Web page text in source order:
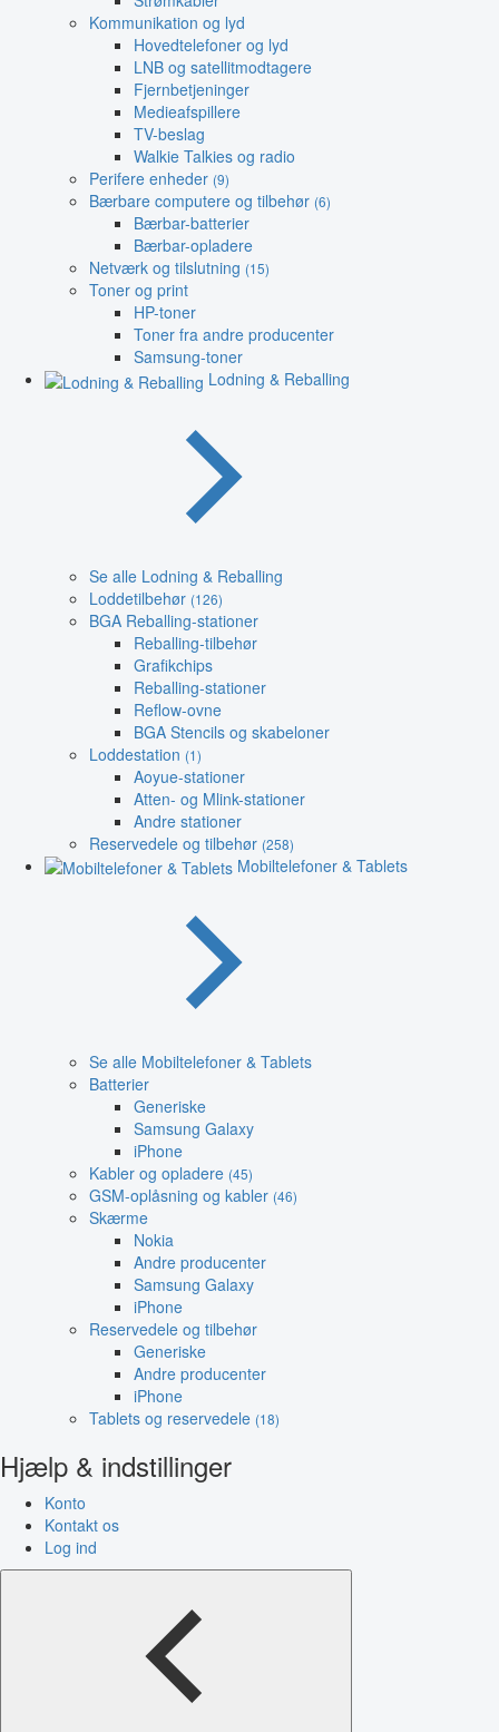
Kommunikation og lyd
Hovedtelefoner og lyd
LNB og satellitmodtagere
Fjernbetjeninger
Medieafspillere
TV-beslag
Walkie Talkies og radio
Perifere enheder (9)
Bærbare computere og tilbehør (6)
Bærbar-batterier
Bærbar-opladere
Netværk og tilslutning (15)
Toner og print
HP-toner
Toner fra andre producenter
Samsung-toner
Lodning & Reballing
Se alle Lodning & Reballing
Loddetilbehør (126)
BGA Reballing-stationer
Reballing-tilbehør
Grafikchips
Reballing-stationer
Reflow-ovne
BGA Stencils og skabeloner
Loddestation (1)
Aoyue-stationer
Atten- og Mlink-stationer
Andre stationer
Reservedele og tilbehør (258)
Mobiltelefoner & Tablets
Se alle Mobiltelefoner & Tablets
Batterier
Generiske
Samsung Galaxy
iPhone
Kabler og opladere (45)
GSM-oplåsning og kabler (46)
Skærme
Nokia
Andre producenter
Samsung Galaxy
iPhone
Reservedele og tilbehør
Generiske
Andre producenter
iPhone
Tablets og reservedele (18)
Hjælp & indstillinger
Konto
Kontakt os
Log ind